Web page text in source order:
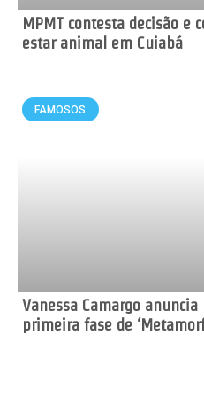
MPMT contesta decisão e
estar animal em Cuiabá
FAMOSOS
Vanessa Camargo
primeira fase de